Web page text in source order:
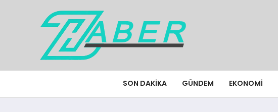
SON DAKIKA GÜNDEM EKONOMI